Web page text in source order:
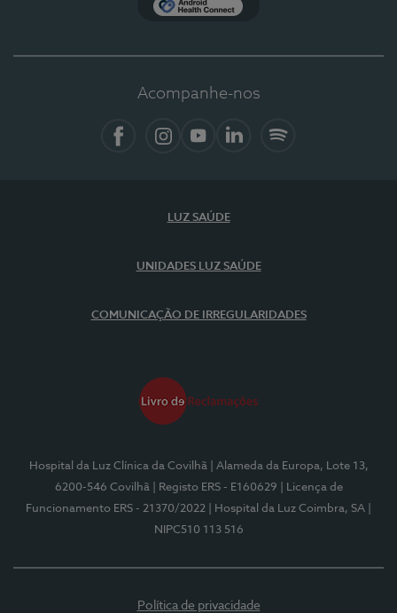
Acompanhe-nos
LUZ SAÚDE
UNIDADES LUZ SAÚDE
COMUNICAÇÃO DE IRREGULARIDADES
Hospital da Luz Clínica da Covilhã
| Alameda da Europa, Lote 13,
6200-546 Covilhã
| Registo ERS - E160629
| Licença de
Funcionamento ERS - 21370/2022
| Hospital da Luz Coimbra, SA
NIPC510 113 516
Política de privacidade